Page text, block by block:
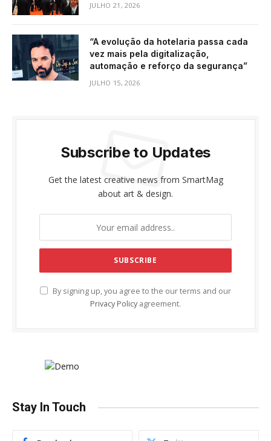
JULHO 21, 2026
“A evolução da hotelaria passa cada
vez mais pela digitalização,
automação e reforço da segurança”
JULHO 15, 2026
Subscribe to Updates
Get the latest creative news from SmartMag
about art & design.
By signing up, you agree to the our terms and our
Privacy Policy agreement.
Stay In Touch